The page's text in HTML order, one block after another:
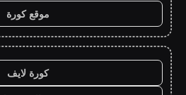
موقع كورة
كورة لايف